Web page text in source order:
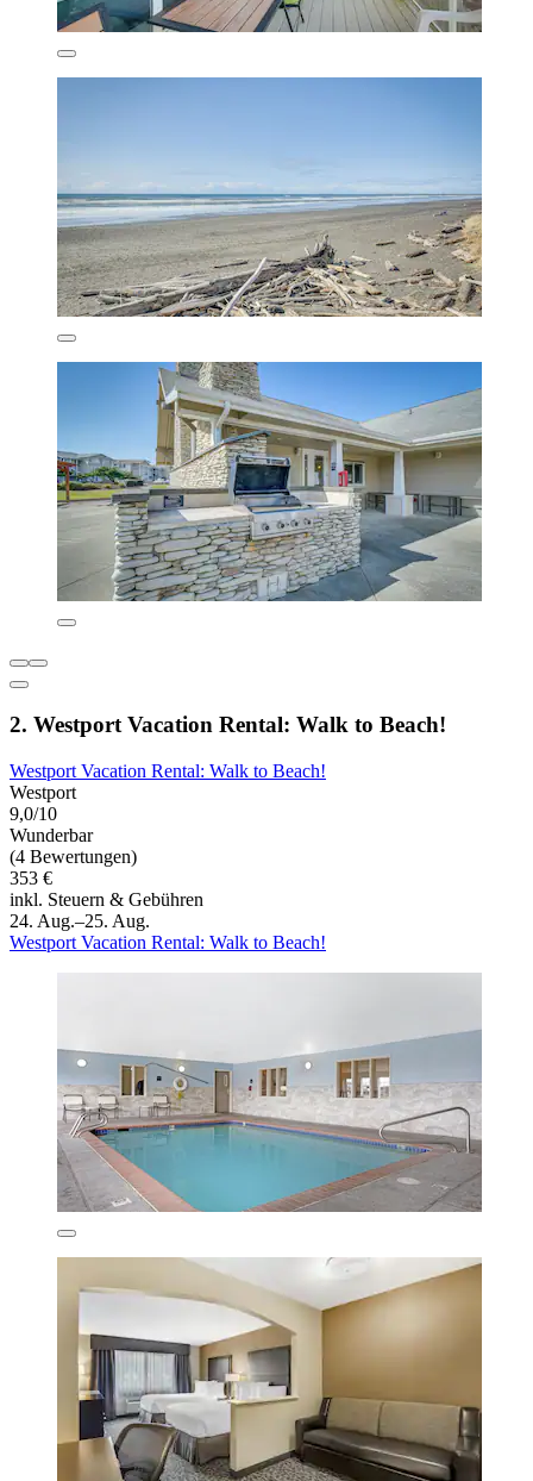
2. Westport Vacation Rental: Walk to Beach!
Westport Vacation Rental: Walk to Beach!
Westport
9,0/10
Wunderbar
(4 Bewertungen)
353 €
inkl. Steuern & Gebühren
24. Aug.–25. Aug.
Westport Vacation Rental: Walk to Beach!